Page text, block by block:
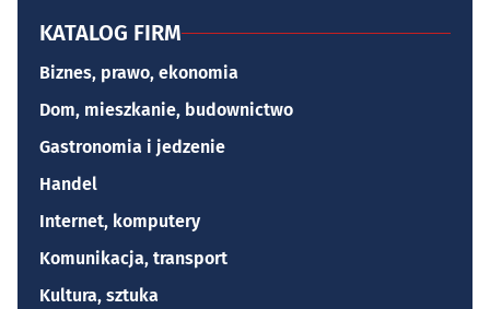
KATALOG FIRM
Biznes, prawo, ekonomia
Dom, mieszkanie, budownictwo
Gastronomia i jedzenie
Handel
Internet, komputery
Komunikacja, transport
Kultura, sztuka